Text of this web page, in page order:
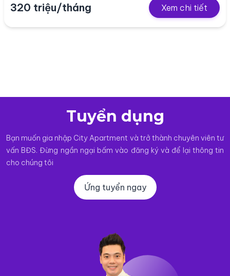
320 triệu/tháng Xem chi tiết
Tuyển dụng
Bạn muốn gia nhập City Apartment và trở thành chuyên viên tư
vấn BĐS. Đừng ngần ngại bấm vào đăng ký và để lại thông tin
cho chúng tôi
Ứng tuyển ngay